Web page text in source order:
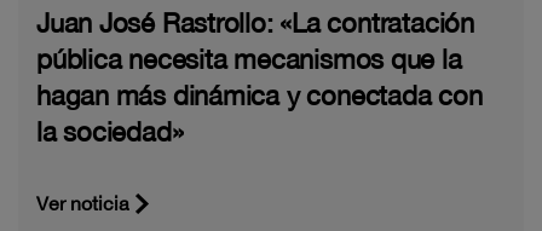
Juan José Rastrollo: «La contratación
pública necesita mecanismos que la
hagan más dinámica y conectada con
la sociedad»
Ver noticia